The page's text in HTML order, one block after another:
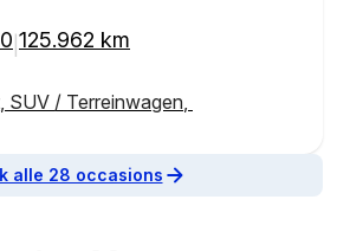
125.962 km
SUV / Terreinwagen
alle 28 occasions